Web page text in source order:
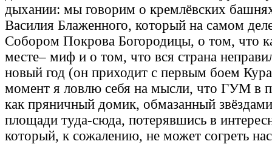
дыхании: мы говорим о кремлёвских
Василия Блаженного, который на самом
Собором Покрова Богородицы, о том, что
месте– миф и о том, что вся страна
новый год (он приходит с первым боем
момент я ловлю себя на мысли, что ГУМ в
как пряничный домик, обмазанный
площади туда-сюда, потерявшись в
который, к сожалению, не может согреть